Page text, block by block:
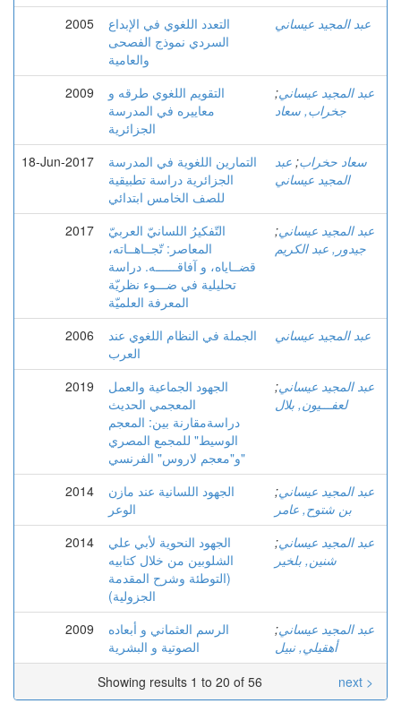
2005
التعدد اللغوي في الإبداع
السردي نموذج الفصحى
والعامية
عبد المجيد عيساني
2009
التقويم اللغوي طرقه و
معاييره في المدرسة
الجزائرية
عبد المجيد عيساني;
جخراب, سعاد
18-Jun-2017
التمارين اللغوية في المدرسة
الجزائرية دراسة تطبيقية
للصف الخامس ابتدائي
سعاد حخراب; عبد
المجيد عيساني
2017
التّفكيرُ اللسانيّ العربيّ
المعاصر: تّجــاهــاته،
قضــاياه، و آفاقــــــه. دراسة
تحليلية في ضـــوء نظريّة
المعرفة العلميّة
عبد المجيد عيساني;
جيدور, عبد الكريم
2006
الجملة في النظام اللغوي عند
العرب
عبد المجيد عيساني
2019
الجهود الجماعية والعمل
المعجمي الحديث
دراسةمقارنة بين: المعجم
الوسيط" للمجمع المصري
و"معجم لاروس" الفرنسي"
عبد المجيد عيساني;
لعفـــيون, بلال
2014
الجهود اللسانية عند مازن
الوعر
عبد المجيد عيساني;
بن شتوح, عامر
2014
الجهود النحوية لأبي علي
الشلوبين من خلال كتابيه
(التوطئة وشرح المقدمة
الجزولية)
عبد المجيد عيساني;
شنين, بلخير
2009
الرسم العثماني و أبعاده
الصوتية و البشرية
عبد المجيد عيساني;
أهقيلي, نبيل
Showing results 1 to 20 of 56
next >